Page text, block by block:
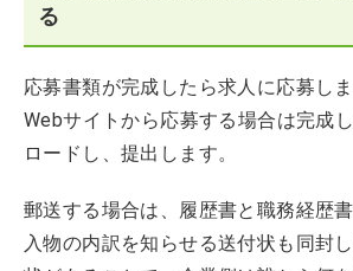
る
応募書類が完成したら求人に応募し
Webサイトから応募する場合は完成
ロードし、提出します。
郵送する場合は、履歴書と職務経歴
入物の内訳を知らせる送付状も同封